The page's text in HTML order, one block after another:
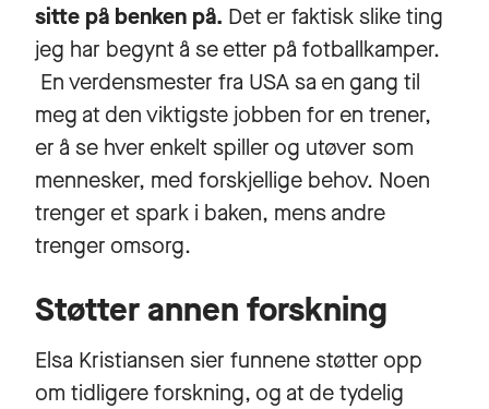
sitte på benken på. Det er faktisk slike ting
jeg har begynt å se etter på fotballkamper.
En verdensmester fra USA sa en gang til
meg at den viktigste jobben for en trener,
er å se hver enkelt spiller og utøver som
mennesker, med forskjellige behov. Noen
trenger et spark i baken, mens andre
trenger omsorg.
Støtter annen forskning
Elsa Kristiansen sier funnene støtter opp
om tidligere forskning, og at de tydelig